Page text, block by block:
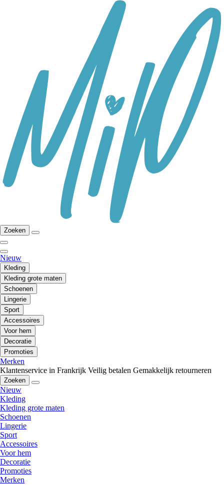
Zoeken
Nieuw
Kleding
Kleding grote maten
Schoenen
Lingerie
Sport
Accessoires
Voor hem
Decoratie
Promoties
Merken
Klantenservice in Frankrijk Veilig betalen Gemakkelijk retourneren
Zoeken
Nieuw
Kleding
Kleding grote maten
Schoenen
Lingerie
Sport
Accessoires
Voor hem
Decoratie
Promoties
Merken